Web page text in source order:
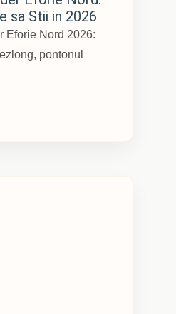
sa Stii in 2026
Eforie Nord 2026:
pontonul